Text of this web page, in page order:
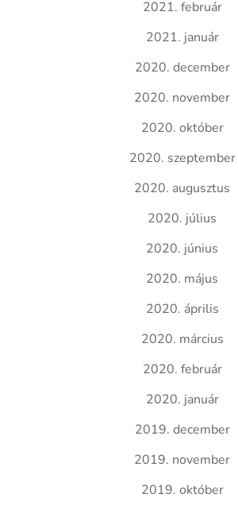
2021. február
2021. január
2020. december
2020. november
2020. október
2020. szeptember
2020. augusztus
2020. július
2020. június
2020. május
2020. április
2020. március
2020. február
2020. január
2019. december
2019. november
2019. október